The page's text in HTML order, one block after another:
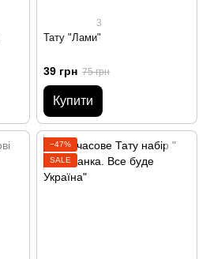
3
Тату "Лами"
39 грн 75 грн
Купити
−47%
SALE